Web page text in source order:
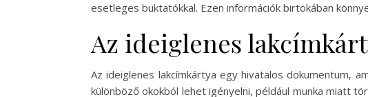
esetleges buktatókkal. Ezen információk birtokában
Az ideiglenes
Az ideiglenes lakcímkártya egy hivatalos dokumentum,
különböző okokból lehet igényelni, például munka miatt